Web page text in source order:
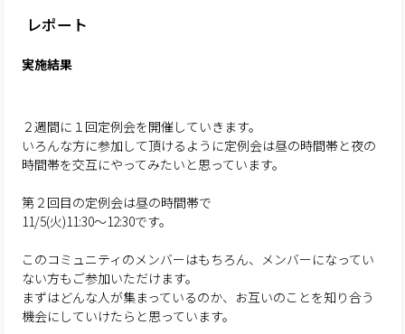
レポート
実施結果
２週間に１回定例会を開催していきます。
いろんな方に参加して頂けるように定例会は昼の時間帯と夜の
時間帯を交互にやってみたいと思っています。
第２回目の定例会は昼の時間帯で
11/5(火)11:30〜12:30です。
このコミュニティのメンバーはもちろん、メンバーになってい
ない方もご参加いただけます。
まずはどんな人が集まっているのか、お互いのことを知り合う
機会にしていけたらと思っています。